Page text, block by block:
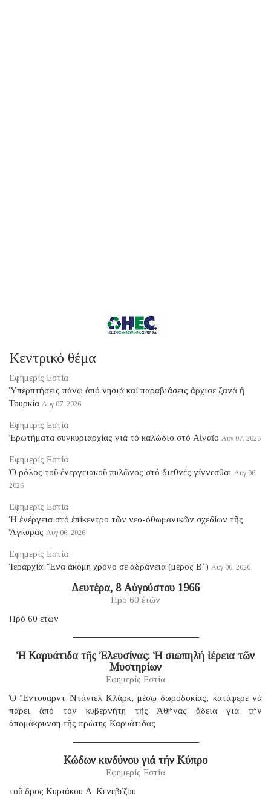
Κεντρικό θέμα
Εφημερίς Εστία
Ὑπερπτήσεις πάνω ἀπό νησιά καί παραβιάσεις ἄρχισε ξανά ἡ
Τουρκία Αυγ 07, 2026
Εφημερίς Εστία
Ἐρωτήματα συγκυριαρχίας γιά τό καλώδιο στό Αἰγαῖο Αυγ 07, 2026
Εφημερίς Εστία
Ὁ ρόλος τοῦ ἐνεργειακοῦ πυλῶνος στό διεθνές γίγνεσθαι Αυγ 06,
2026
Εφημερίς Εστία
Ἡ ἐνέργεια στό ἐπίκεντρο τῶν νεο-ὀθωμανικῶν σχεδίων τῆς
Ἄγκυρας Αυγ 06, 2026
Εφημερίς Εστία
Ἱεραρχία: Ἕνα ἀκόμη χρόνο σέ ἀδράνεια (μέρος B΄) Αυγ 06, 2026
Δευτέρα, 8 Αὐγούστου 1966
Πρό 60 ἐτῶν
Πρό 60 ετων
Ἡ Καρυάτιδα τῆς Ἐλευσίνας: Ἡ σιωπηλή ἱέρεια τῶν
Μυστηρίων
Εφημερίς Εστία
Ὁ Ἔντουαρντ Ντάνιελ Κλάρκ, μέσῳ δωροδοκίας, κατάφερε νά
πάρει ἀπό τόν κυβερνήτη τῆς Ἀθήνας ἄδεια γιά τήν
ἀπομάκρυνση τῆς πρώτης Καρυάτιδας
Κώδων κινδύνου γιά τήν Κύπρο
Εφημερίς Εστία
τοῦ δρος Κυριάκου Α. Κενεβέζου